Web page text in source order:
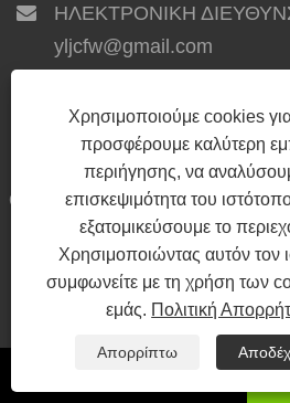
ΗΛΕΚΤΡΟΝΙΚΗ
yljcfw@gmail.com
Copyright © 2024 Yilong Integrated
Ltd. Με επιφύλαξη παντός
Σπίτι Σχετικά με εμάς
Αποστολή Ερώτησης
Sitemap
RSS XML
Χρησιμοποιούμε cookies
προσφέρουμε καλύτερη
περιήγησης, να
επισκεψιμότητα του
εξατομικεύσουμε το
Χρησιμοποιώντας αυτόν τον
συμφωνείτε με τη χρήση των
εμάς. Πολιτική
Απορρίπτω